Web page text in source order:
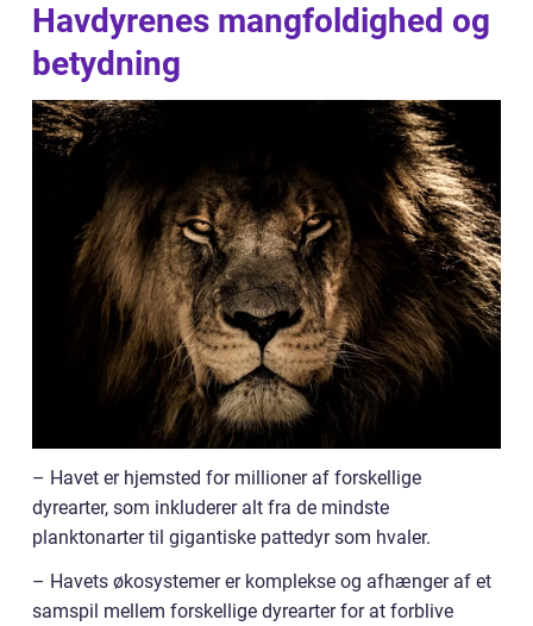
Havdyrenes mangfoldighed og
betydning
– Havet er hjemsted for millioner af forskellige
dyrearter, som inkluderer alt fra de mindste
planktonarter til gigantiske pattedyr som hvaler.
– Havets økosystemer er komplekse og afhænger af et
samspil mellem forskellige dyrearter for at forblive